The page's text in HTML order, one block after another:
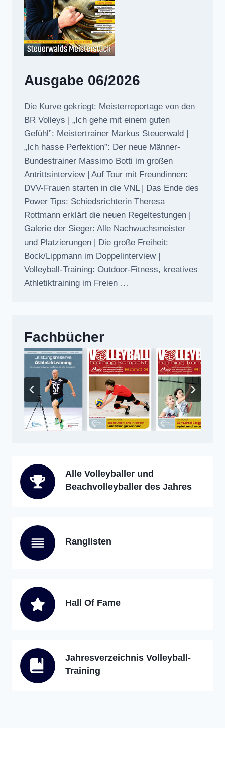
Ausgabe 06/2026
Die Kurve gekriegt: Meisterreportage von den
BR Volleys | „Ich gehe mit einem guten
Gefühl”: Meistertrainer Markus Steuerwald |
„Ich hasse Perfektion”: Der neue Männer-
Bundestrainer Massimo Botti im großen
Antrittsinterview | Auf Tour mit Freundinnen:
DVV-Frauen starten in die VNL | Das Ende des
Power Tips: Schiedsrichterin Theresa
Rottmann erklärt die neuen Regeltestungen |
Galerie der Sieger: Alle Nachwuchsmeister
und Platzierungen | Die große Freiheit:
Bock/Lippmann im Doppelinterview |
Volleyball-Training: Outdoor-Fitness, kreatives
Athletiktraining im Freien …
Fachbücher
Alle Volleyballer und
Beachvolleyballer des Jahres
Ranglisten
Hall Of Fame
Jahresverzeichnis Volleyball-
Training